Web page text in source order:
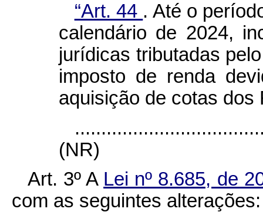
“Art. 44 . Até o
calendário de 2024,
jurídicas tributadas
imposto de renda
aquisição de cotas dos
(NR)
Art. 3º A Lei nº 8.685, de
com as seguintes alterações: